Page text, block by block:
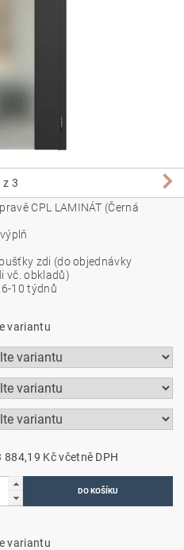
z 3
CPL LAMINÁT (Černá
zdi (do objednávky
vč. obkladů)
10 týdnů
variantu
884,19 Kčvčetně DPH
variantu